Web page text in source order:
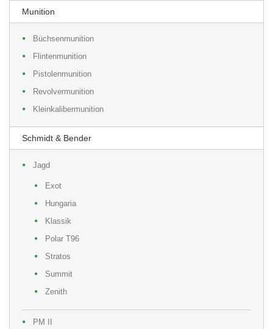
Munition
Büchsenmunition
Flintenmunition
Pistolenmunition
Revolvermunition
Kleinkalibermunition
Schmidt & Bender
Jagd
Exot
Hungaria
Klassik
Polar T96
Stratos
Summit
Zenith
PM II